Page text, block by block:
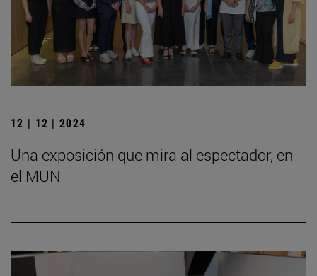
12 | 12 | 2024
Una exposición que mira al espectador, en
el MUN